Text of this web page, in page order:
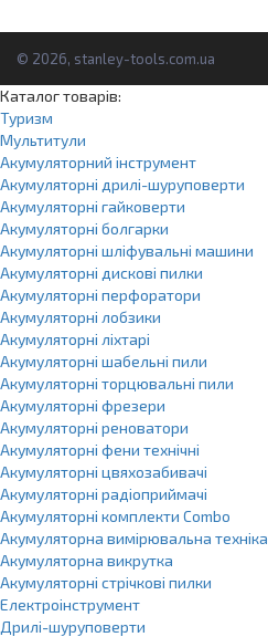
© 2026, stanley-tools.com.ua
Каталог товарів:
Туризм
Мультитули
Акумуляторний інструмент
Акумуляторні дрилі-шуруповерти
Акумуляторні гайковерти
Акумуляторні болгарки
Акумуляторні шліфувальні машини
Акумуляторні дискові пилки
Акумуляторні перфоратори
Акумуляторні лобзики
Акумуляторні ліхтарі
Акумуляторні шабельні пили
Акумуляторні торцювальні пили
Акумуляторні фрезери
Акумуляторні реноватори
Акумуляторні фени технічні
Акумуляторні цвяхозабивачі
Акумуляторні радіоприймачі
Акумуляторні комплекти Combo
Акумуляторна вимірювальна техніка
Акумуляторна викрутка
Акумуляторні стрічкові пилки
Електроінструмент
Дрилі-шуруповерти